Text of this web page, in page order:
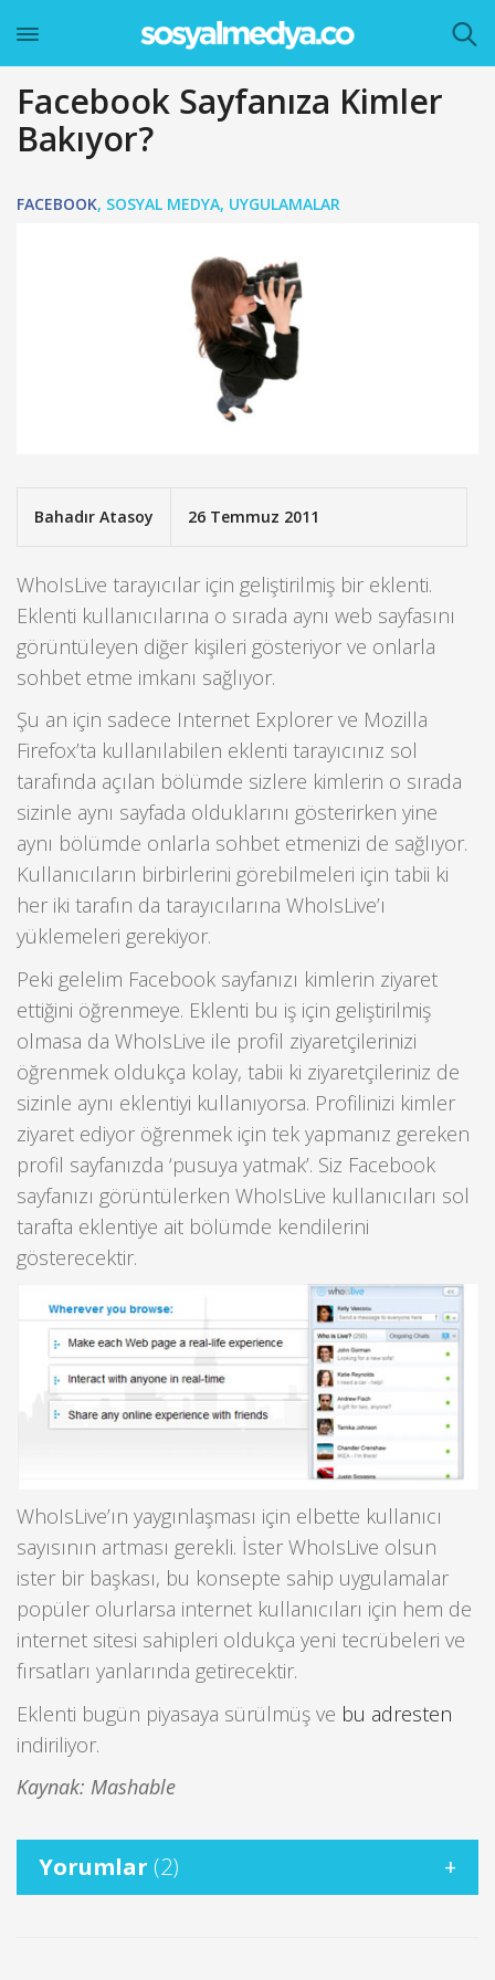
Facebook Sayfanıza Kimler
Bakıyor?
FACEBOOK, SOSYAL MEDYA, UYGULAMALAR
Bahadır Atasoy 26 Temmuz 2011
WhoIsLive tarayıcılar için geliştirilmiş bir eklenti.
Eklenti kullanıcılarına o sırada aynı web sayfasını
görüntüleyen diğer kişileri gösteriyor ve onlarla
sohbet etme imkanı sağlıyor.
Şu an için sadece Internet Explorer ve Mozilla
Firefox’ta kullanılabilen eklenti tarayıcınız sol
tarafında açılan bölümde sizlere kimlerin o sırada
sizinle aynı sayfada olduklarını gösterirken yine
aynı bölümde onlarla sohbet etmenizi de sağlıyor.
Kullanıcıların birbirlerini görebilmeleri için tabii ki
her iki tarafın da tarayıcılarına WhoIsLive’ı
yüklemeleri gerekiyor.
Peki gelelim Facebook sayfanızı kimlerin ziyaret
ettiğini öğrenmeye. Eklenti bu iş için geliştirilmiş
olmasa da WhoIsLive ile profil ziyaretçilerinizi
öğrenmek oldukça kolay, tabii ki ziyaretçileriniz de
sizinle aynı eklentiyi kullanıyorsa. Profilinizi kimler
ziyaret ediyor öğrenmek için tek yapmanız gereken
profil sayfanızda ‘pusuya yatmak’. Siz Facebook
sayfanızı görüntülerken WhoIsLive kullanıcıları sol
tarafta eklentiye ait bölümde kendilerini
gösterecektir.
WhoIsLive’ın yaygınlaşması için elbette kullanıcı
sayısının artması gerekli. İster WhoIsLive olsun
ister bir başkası, bu konsepte sahip uygulamalar
popüler olurlarsa internet kullanıcıları için hem de
internet sitesi sahipleri oldukça yeni tecrübeleri ve
fırsatları yanlarında getirecektir.
Eklenti bugün piyasaya sürülmüş ve bu adresten
indiriliyor.
Kaynak: Mashable
Yorumlar (2)